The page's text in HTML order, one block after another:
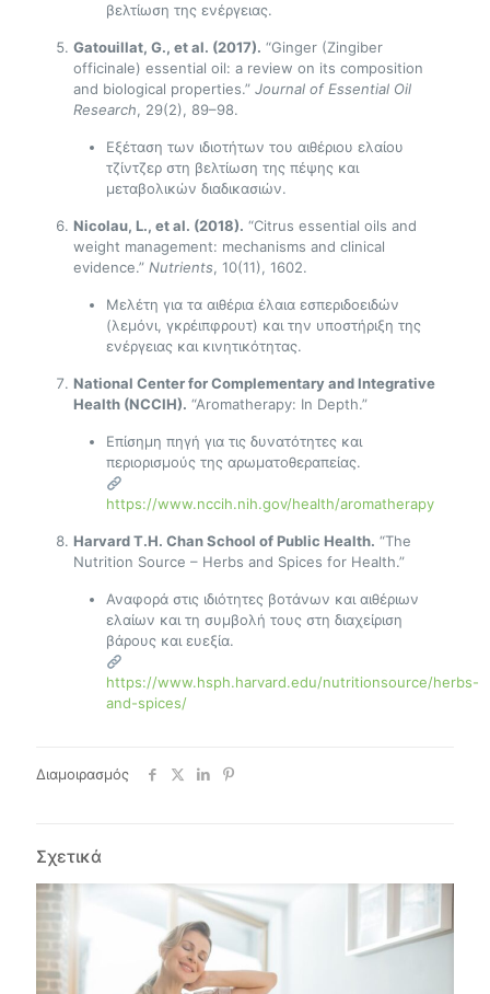
βελτίωση της ενέργειας.
Gatouillat, G., et al. (2017). “Ginger (Zingiber
officinale) essential oil: a review on its composition
and biological properties.” Journal of Essential Oil
Research, 29(2), 89–98.
Εξέταση των ιδιοτήτων του αιθέριου ελαίου
τζίντζερ στη βελτίωση της πέψης και
μεταβολικών διαδικασιών.
Nicolau, L., et al. (2018). “Citrus essential oils and
weight management: mechanisms and clinical
evidence.” Nutrients, 10(11), 1602.
Μελέτη για τα αιθέρια έλαια εσπεριδοειδών
(λεμόνι, γκρέιπφρουτ) και την υποστήριξη της
ενέργειας και κινητικότητας.
National Center for Complementary and Integrative
Health (NCCIH). “Aromatherapy: In Depth.”
Επίσημη πηγή για τις δυνατότητες και
περιορισμούς της αρωματοθεραπείας.
https://www.nccih.nih.gov/health/aromatherapy
Harvard T.H. Chan School of Public Health. “The
Nutrition Source – Herbs and Spices for Health.”
Αναφορά στις ιδιότητες βοτάνων και αιθέριων
ελαίων και τη συμβολή τους στη διαχείριση
βάρους και ευεξία.
https://www.hsph.harvard.edu/nutritionsource/herbs-
and-spices/
Διαμοιρασμός
Σχετικά